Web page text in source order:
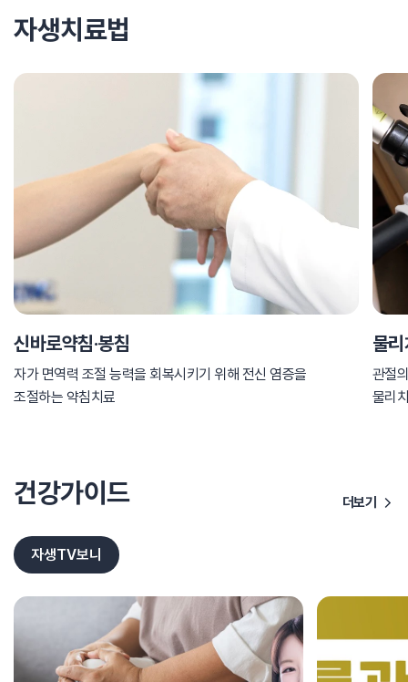
자생치료법
신바로약침·봉침
자가 면역력 조절 능력을 회복시키기 위해 전신 염증을
조절하는 약침치료
물
관절
물리
건강가이드 더보기
자생TV보니